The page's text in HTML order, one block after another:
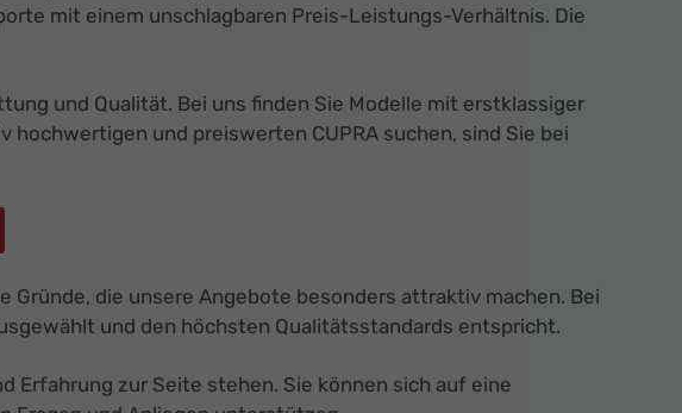
mit einem unschlagbaren Preis-Leistungs-Verhältnis. Die
und Qualität. Bei uns finden Sie Modelle mit erstklassiger
und preiswerten CUPRA suchen, sind Sie bei
Gründe, die unsere Angebote besonders attraktiv machen. Bei
und den höchsten Qualitätsstandards entspricht.
Erfahrung zur Seite stehen. Sie können sich auf eine